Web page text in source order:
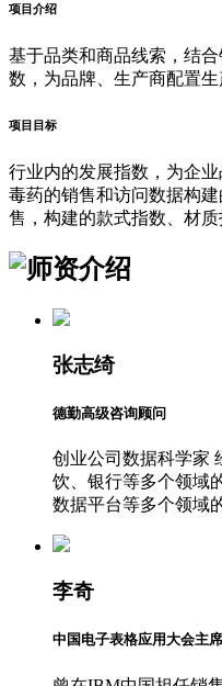
项目介绍
基于品类和商品线索，结
数，为品牌、生产商配置生
项目目标
行业内的发展指数，为企
毒药的销售和访问数据构
售，构建的款式指数、材质
张志绮
德勤高级咨询顾问
创业公司数据科学家
饮、银行等多个领域
数据平台等多个领域
李奇
中国电子表格应用大会主席